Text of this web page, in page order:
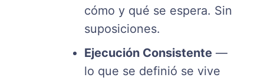
cómo y qué se espera. Sin
suposiciones.
Ejecución Consistente —
lo que se definió se vive